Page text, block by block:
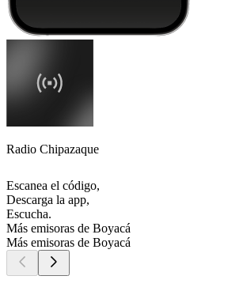
Radio Chipazaque
Escanea el código,
Descarga la app,
Escucha.
Más emisoras de Boyacá
Más emisoras de Boyacá